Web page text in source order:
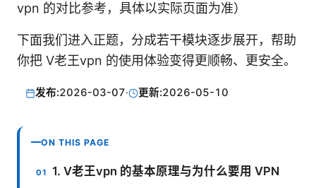
vpn 的对比参考，具体以实际页面为准）
下面我们进入正题，分成若干模块逐步展开，帮助
你把 V老王vpn 的使用体验变得更顺畅、更安全。
发布:2026-03-07· 更新:2026-05-10
ON THIS PAGE
1. V老王vpn 的基本原理与为什么要用 VPN